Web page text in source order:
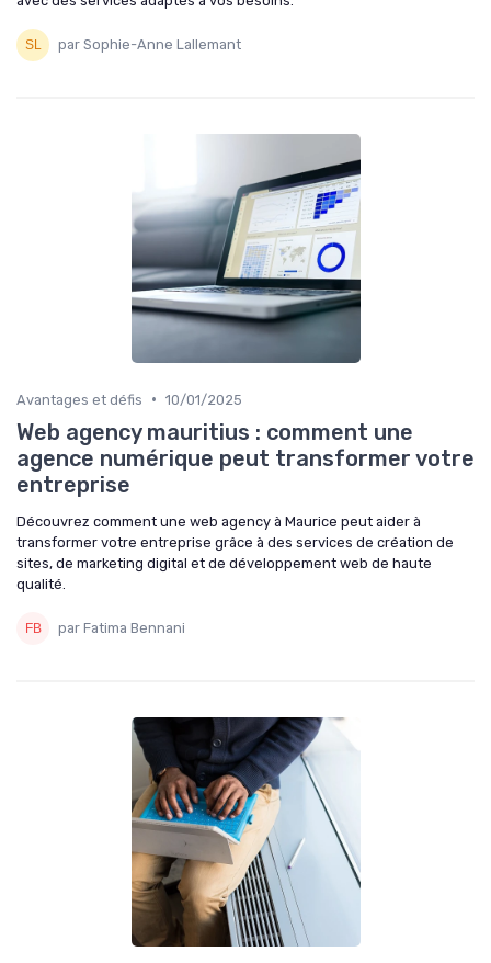
par Sophie-Anne Lallemant
Avantages et défis • 10/01/2025
Web agency mauritius : comment une
agence numérique peut transformer votre
entreprise
Découvrez comment une web agency à Maurice peut aider à
transformer votre entreprise grâce à des services de création de
sites, de marketing digital et de développement web de haute
qualité.
par Fatima Bennani